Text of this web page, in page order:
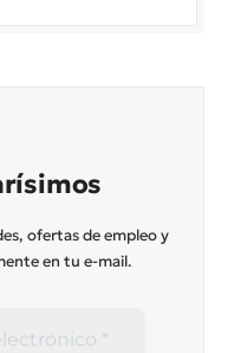
ofertas de empleo y
en tu e-mail.